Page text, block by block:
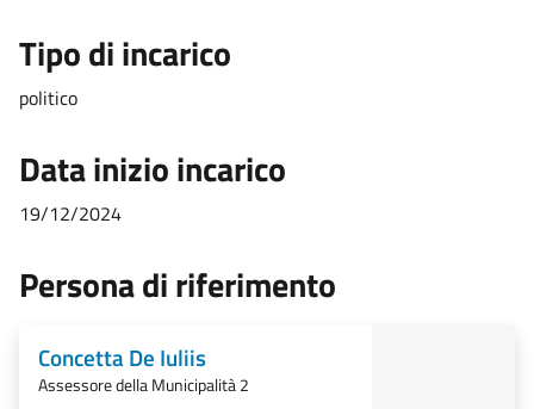
Tipo di incarico
politico
Data inizio incarico
19/12/2024
Persona di riferimento
Concetta De Iuliis
Assessore della Municipalità 2